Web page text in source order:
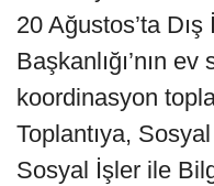
20 Ağustos’ta
Başkanlığı’nın
koordinasyon
Toplantıya,
Sosyal İşler ile